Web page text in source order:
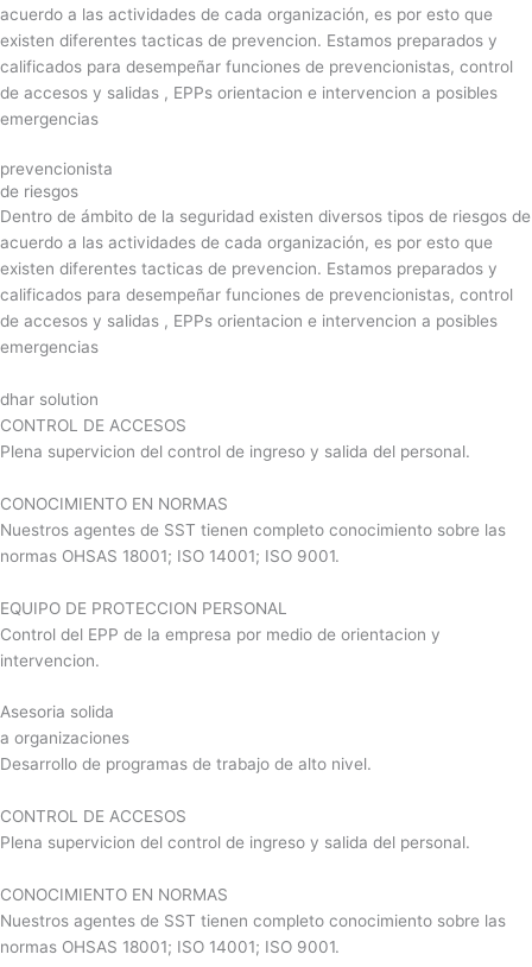
acuerdo a las actividades de cada organización, es por esto que
existen diferentes tacticas de prevencion. Estamos preparados y
calificados para desempeñar funciones de prevencionistas, control
de accesos y salidas , EPPs orientacion e intervencion a posibles
emergencias
prevencionista
de riesgos
Dentro de ámbito de la seguridad existen diversos tipos de riesgos de
acuerdo a las actividades de cada organización, es por esto que
existen diferentes tacticas de prevencion. Estamos preparados y
calificados para desempeñar funciones de prevencionistas, control
de accesos y salidas , EPPs orientacion e intervencion a posibles
emergencias
dhar solution
CONTROL DE ACCESOS
Plena supervicion del control de ingreso y salida del personal.
CONOCIMIENTO EN NORMAS
Nuestros agentes de SST tienen completo conocimiento sobre las
normas OHSAS 18001; ISO 14001; ISO 9001.
EQUIPO DE PROTECCION PERSONAL
Control del EPP de la empresa por medio de orientacion y
intervencion.
Asesoria solida
a organizaciones
Desarrollo de programas de trabajo de alto nivel.
CONTROL DE ACCESOS
Plena supervicion del control de ingreso y salida del personal.
CONOCIMIENTO EN NORMAS
Nuestros agentes de SST tienen completo conocimiento sobre las
normas OHSAS 18001; ISO 14001; ISO 9001.